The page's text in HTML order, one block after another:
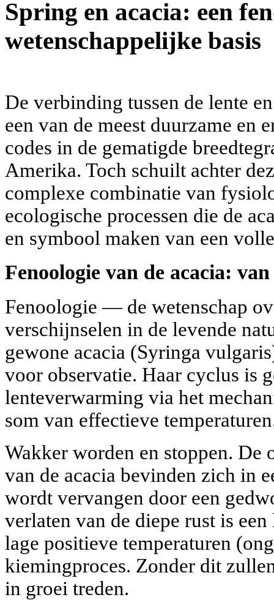
Spring en acacia: een
wetenschappelijke basis
De verbinding tussen de lente
een van de meest duurzame en
codes in de gematigde
Amerika. Toch schuilt achter
complexe combinatie van
ecologische processen die de
en symbool maken van een
Fenoologie van de acacia:
Fenoologie — de wetenschap
verschijnselen in de levende
gewone acacia (Syringa
voor observatie. Haar cyclus is
lenteverwarming via het
som van effectieve
Wakker worden en stoppen. De
van de acacia bevinden zich in
wordt vervangen door een
verlaten van de diepe rust is
lage positieve temperaturen
kiemingproces. Zonder dit
in groei treden.